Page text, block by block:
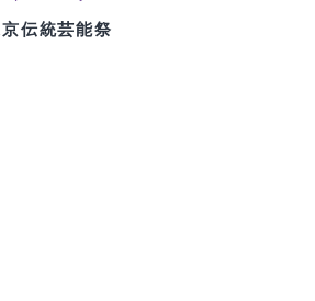
伝統芸能祭